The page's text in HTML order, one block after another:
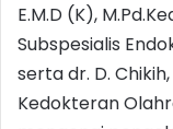
E.M.D (K),
Subspesialis
serta dr. D.
Kedokteran